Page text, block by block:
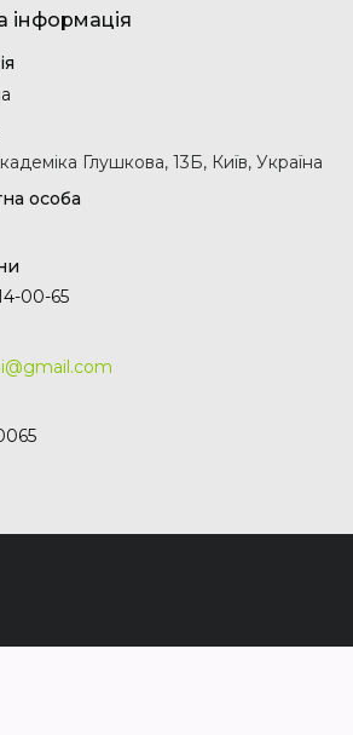
Глушкова, 13Б, Київ, Україна
00-65